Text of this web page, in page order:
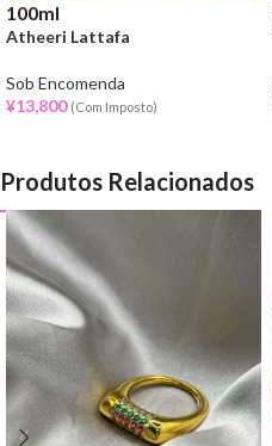
100ml
Atheeri Lattafa
Sob Encomenda
¥13,800 (Com Imposto)
Produtos Relacionados